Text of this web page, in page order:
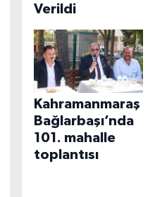
Verildi
Kahramanmaraş
Bağlarbaşı’nda
101. mahalle
toplantısı